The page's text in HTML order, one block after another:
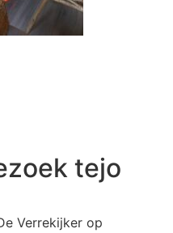
tejo
Verrekijker op